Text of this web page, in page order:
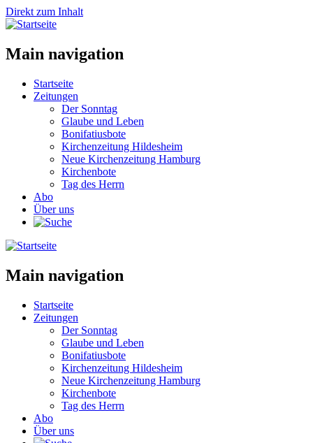
Direkt zum Inhalt
Main navigation
Startseite
Zeitungen
Der Sonntag
Glaube und Leben
Bonifatiusbote
Kirchenzeitung Hildesheim
Neue Kirchenzeitung Hamburg
Kirchenbote
Tag des Herrn
Abo
Über uns
Main navigation
Startseite
Zeitungen
Der Sonntag
Glaube und Leben
Bonifatiusbote
Kirchenzeitung Hildesheim
Neue Kirchenzeitung Hamburg
Kirchenbote
Tag des Herrn
Abo
Über uns